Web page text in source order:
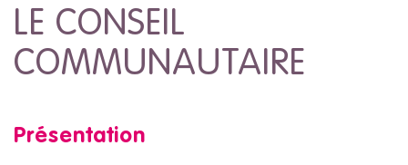
LE CONSEIL
COMMUNAUTAIRE
Présentation